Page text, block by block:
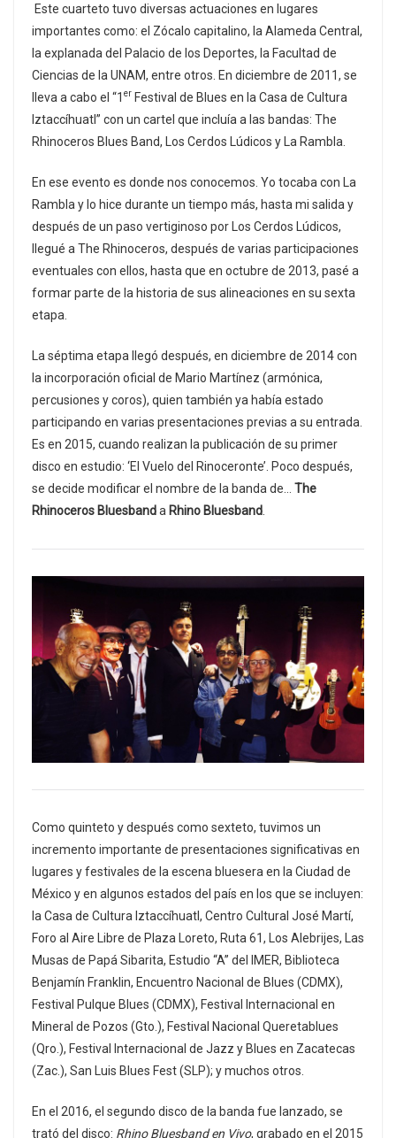
Este cuarteto tuvo diversas actuaciones en lugares
importantes como: el Zócalo capitalino, la Alameda Central,
la explanada del Palacio de los Deportes, la Facultad de
Ciencias de la UNAM, entre otros. En diciembre de 2011, se
lleva a cabo el “1 er Festival de Blues en la Casa de Cultura
Iztaccíhuatl” con un cartel que incluía a las bandas: The
Rhinoceros Blues Band, Los Cerdos Lúdicos y La Rambla.
En ese evento es donde nos conocemos. Yo tocaba con La
Rambla y lo hice durante un tiempo más, hasta mi salida y
después de un paso vertiginoso por Los Cerdos Lúdicos,
llegué a The Rhinoceros, después de varias participaciones
eventuales con ellos, hasta que en octubre de 2013, pasé a
formar parte de la historia de sus alineaciones en su sexta
etapa.
La séptima etapa llegó después, en diciembre de 2014 con
la incorporación oficial de Mario Martínez (armónica,
percusiones y coros), quien también ya había estado
participando en varias presentaciones previas a su entrada.
Es en 2015, cuando realizan la publicación de su primer
disco en estudio: ‘El Vuelo del Rinoceronte’. Poco después,
se decide modificar el nombre de la banda de… The
Rhinoceros Bluesbanda Rhino Bluesband
Como quinteto y después como sexteto, tuvimos un
incremento importante de presentaciones significativas en
lugares y festivales de la escena bluesera en la Ciudad de
México y en algunos estados del país en los que se incluyen:
la Casa de Cultura Iztaccíhuatl, Centro Cultural José Martí,
Foro al Aire Libre de Plaza Loreto, Ruta 61, Los Alebrijes, Las
Musas de Papá Sibarita, Estudio “A” del IMER, Biblioteca
Benjamín Franklin, Encuentro Nacional de Blues (CDMX),
Festival Pulque Blues (CDMX), Festival Internacional en
Mineral de Pozos (Gto.), Festival Nacional Queretablues
(Qro.), Festival Internacional de Jazz y Blues en Zacatecas
(Zac.), San Luis Blues Fest (SLP); y muchos otros.
En el 2016, el segundo disco de la banda fue lanzado, se
trató del disco: Rhino Bluesband en Vivo, grabado en el 2015